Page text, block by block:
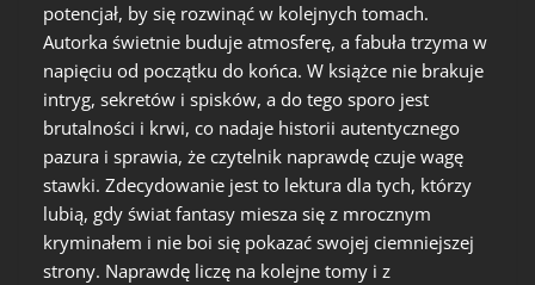
potencjał, by się rozwinąć w kolejnych tomach.
Autorka świetnie buduje atmosferę, a fabuła trzyma w
napięciu od początku do końca. W książce nie brakuje
intryg, sekretów i spisków, a do tego sporo jest
brutalności i krwi, co nadaje historii autentycznego
pazura i sprawia, że czytelnik naprawdę czuje wagę
stawki. Zdecydowanie jest to lektura dla tych, którzy
lubią, gdy świat fantasy miesza się z mrocznym
kryminałem i nie boi się pokazać swojej ciemniejszej
strony. Naprawdę liczę na kolejne tomy i z